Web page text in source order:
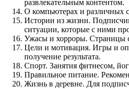
развлекательным контентом.
О компьютерах и различных
Истории из жизни.
ситуации, которые с ними
Ужасы и хорроры. Страницы
Цели и мотивация. Игры и
получение результата.
Спорт. Занятия фитнесом,
Правильное питание.
Жизнь в деревне. Для